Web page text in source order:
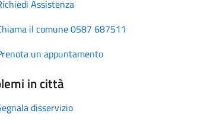
Assistenza
il comune 0587 687511
un appuntamento
in città
disservizio